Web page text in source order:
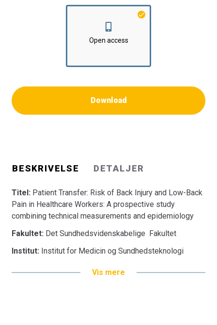
Institut for Medicin og Sundhedsteknologi
Open access
Download
BESKRIVELSE DETALJER
Titel: Patient Transfer: Risk of Back Injury and Low-Back
Pain in Healthcare Workers: A prospective study
combining technical measurements and epidemiology
Fakultet: Det Sundhedsvidenskabelige Fakultet
Institut: Institut for Medicin og Sundhedsteknologi
Vis mere